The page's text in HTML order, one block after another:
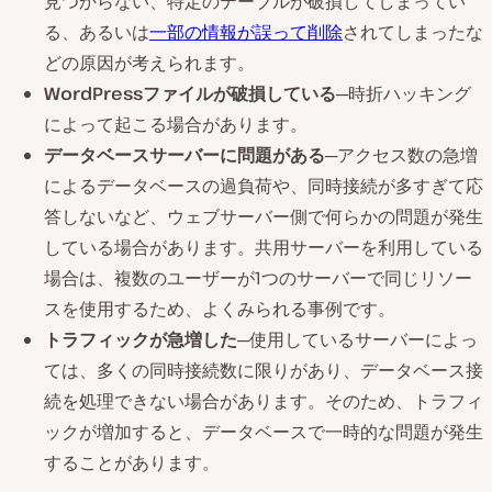
る、あるいは一部の情報が誤って削除されてしまったな
どの原因が考えられます。
WordPressファイルが破損している─時折ハッキング
によって起こる場合があります。
データベースサーバーに問題がある─アクセス数の急増
によるデータベースの過負荷や、同時接続が多すぎて応
答しないなど、ウェブサーバー側で何らかの問題が発生
している場合があります。共用サーバーを利用している
場合は、複数のユーザーが1つのサーバーで同じリソー
スを使用するため、よくみられる事例です。
トラフィックが急増した─使用しているサーバーによっ
ては、多くの同時接続数に限りがあり、データベース接
続を処理できない場合があります。そのため、トラフィ
ックが増加すると、データベースで一時的な問題が発生
することがあります。